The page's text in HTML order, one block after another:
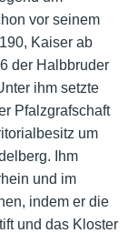
vor seinem
Kaiser ab
der Halbbruder
ihm setzte
Pfalzgrafschaft
um
Ihm
und im
indem er die
und das Kloster